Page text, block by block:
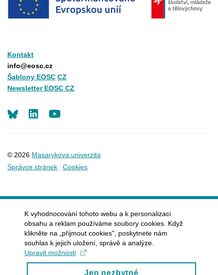
Kontakt
info@eosc.cz
Šablony EOSC CZ
Newsletter EOSC CZ
© 2026 Masarykova univerzita
Správce stránek
Cookies
LinkedIn
K vyhodnocování tohoto webu a k personalizaci
obsahu a reklam používáme soubory cookies. Když
klikněte na „přijmout cookies", poskytnete nám
souhlas k jejich uložení, správě a analýze.
Upravit možnosti
Jen nezbytné